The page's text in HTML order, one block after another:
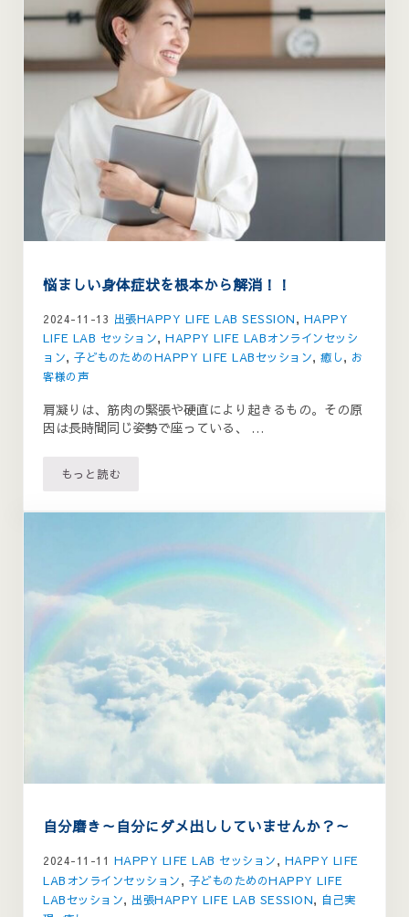
悩ましい身体症状を根本から解消！！
2024-11-13 出張HAPPY LIFE LAB SESSION, HAPPY
LIFE LAB セッション,HAPPY LIFE LABオンラインセッシ
ョン,子どものためのHAPPY LIFE LABセッション,癒し, お
客様の声
肩凝りは、筋肉の緊張や硬直により起きるもの。その原
因は長時間同じ姿勢で座っている、 …
もっと読む悩ましい身体症状を根本から解消！！
自分磨き～自分にダメ出ししていませんか？～
2024-11-11 HAPPY LIFE LAB セッション, HAPPY LIFE
LABオンラインセッション, 子どものためのHAPPY LIFE
LABセッション, 出張HAPPY LIFE LAB SESSION, 自己実